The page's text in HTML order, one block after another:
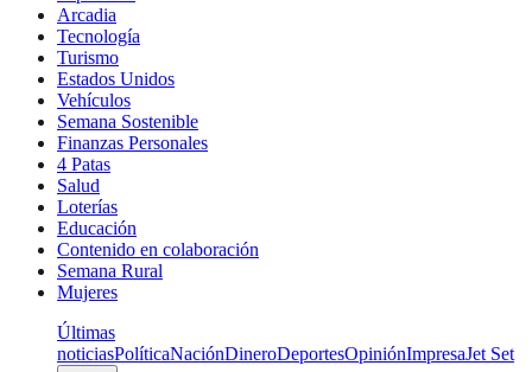
Arcadia
Tecnología
Turismo
Estados Unidos
Vehículos
Semana Sostenible
Finanzas Personales
4 Patas
Salud
Loterías
Educación
Contenido en colaboración
Semana Rural
Mujeres
Últimas
noticiasPolíticaNaciónDineroDeportesOpiniónImpresaJet Set